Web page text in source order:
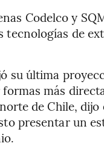
Codelco y
tecnologías de
su última
más
de Chile,
presentar un